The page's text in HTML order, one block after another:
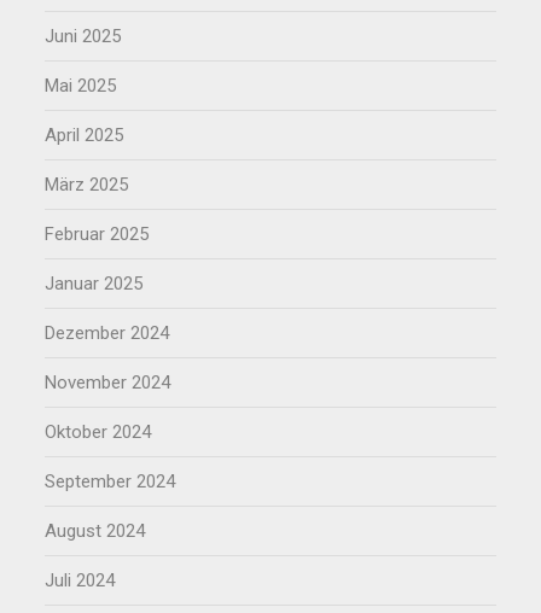
Juni 2025
Mai 2025
April 2025
März 2025
Februar 2025
Januar 2025
Dezember 2024
November 2024
Oktober 2024
September 2024
August 2024
Juli 2024